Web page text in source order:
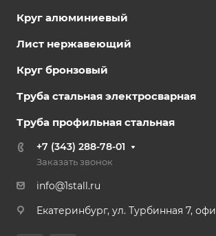
Круг алюминиевый
Лист нержавеющий
Круг бронзовый
Труба стальная электросварная
Труба профильная стальная
+7 (343) 288-78-01
Заказать звонок
info@1stall.ru
Екатеринбург, ул. Турбинная 7,